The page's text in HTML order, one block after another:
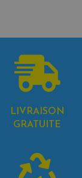
LIVRAISON
GRATUITE